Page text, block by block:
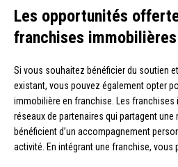
Les opportunités
franchises immobilières
Si vous souhaitez bénéficier du soutien
existant, vous pouvez également opter
immobilière en franchise. Les
réseaux de partenaires qui partagent une
bénéficient d’un accompagnement
activité. En intégrant une franchise, vous